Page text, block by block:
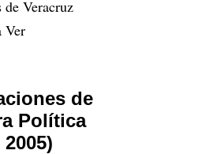
de Veracruz
Ver
de
Política